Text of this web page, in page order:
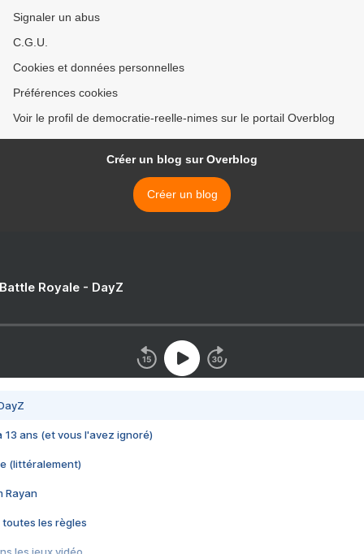
Signaler un abus
C.G.U.
Cookies et données personnelles
Préférences cookies
Voir le profil de democratie-reelle-nimes sur le portail Overblog
Créer un blog sur Overblog
Créer un blog
Royale - DayZ
13 ans (et vous l'avez ignoré)
(littéralement)
Rayan
toutes les règles